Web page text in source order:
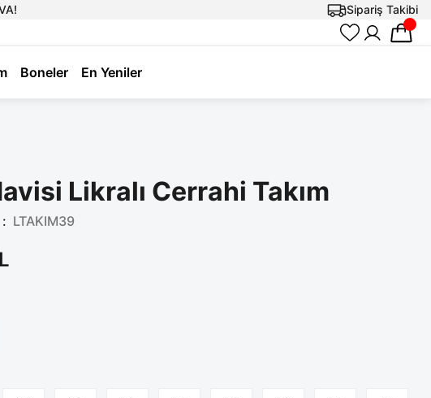
Sipariş Takibi
Boneler En Yeniler
Likralı Cerrahi Takım
LTAKIM39